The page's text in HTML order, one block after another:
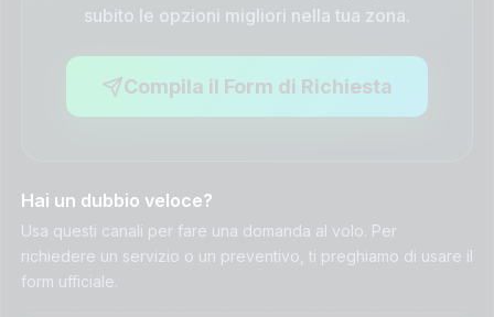
subito le opzioni migliori nella tua zona.
Compila il Form di Richiesta
Hai un dubbio veloce?
Usa questi canali per fare una domanda al volo. Per
richiedere un servizio o un preventivo, ti preghiamo di usare il
form ufficiale.